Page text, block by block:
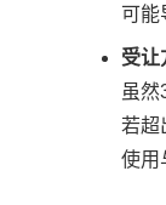
可能
受让
虽
若超
使用